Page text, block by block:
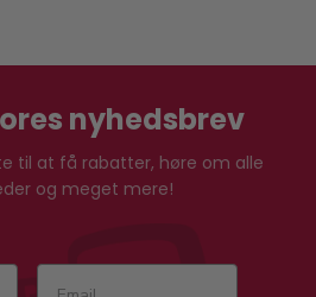
nyhedsbrev
til at få rabatter, høre om alle
og meget mere!